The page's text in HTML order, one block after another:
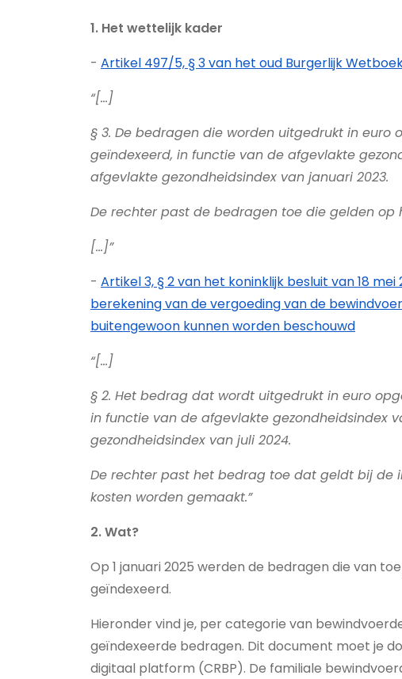
1. Het wettelijk kader
- Artikel 497/5, § 3 van het oud Burgerlijk
“[…]
§ 3. De bedragen die worden uitgedrukt in euro
geïndexeerd, in functie van de afgevlakte
afgevlakte gezondheidsindex van januari 2023.
De rechter past de bedragen toe die gelden
[…]”
- Artikel 3, § 2 van het koninklijk besluit van 18
berekening van de vergoeding van de
buitengewoon kunnen worden beschouwd
“[…]
§ 2. Het bedrag dat wordt uitgedrukt in euro
in functie van de afgevlakte gezondheidsindex
gezondheidsindex van juli 2024.
De rechter past het bedrag toe dat geldt bij de
kosten worden gemaakt.”
2. Wat?
Op 1 januari 2025 werden de bedragen die van
geïndexeerd.
Hieronder vind je, per categorie van
geïndexeerde bedragen. Dit document moet je
digitaal platform (CRBP). De familiale